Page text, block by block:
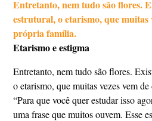
Entretanto, nem tudo são flores.
estrutural, o etarismo, que muitas
própria família.
Etarismo e estigma
Entretanto, nem tudo são flores.
o etarismo, que muitas vezes vem
“Para que você quer estudar isso
uma frase que muitos ouvem. Esse